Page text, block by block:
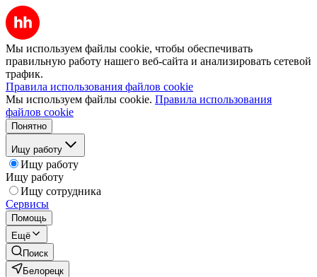
Мы используем файлы cookie, чтобы обеспечивать
правильную работу нашего веб-сайта и анализировать сетевой
трафик.
Правила использования файлов cookie
Мы используем файлы cookie. Правила использования
файлов cookie
Понятно
Ищу работу
Ищу работу
Ищу работу
Ищу сотрудника
Сервисы
Помощь
Ещё
Поиск
Белорецк